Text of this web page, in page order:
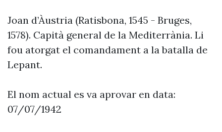
Joan d’Àustria (Ratisbona, 1545 - Bruges,
1578). Capità general de la Mediterrània. Li
fou atorgat el comandament a la batalla de
Lepant.
El nom actual es va aprovar en data:
07/07/1942